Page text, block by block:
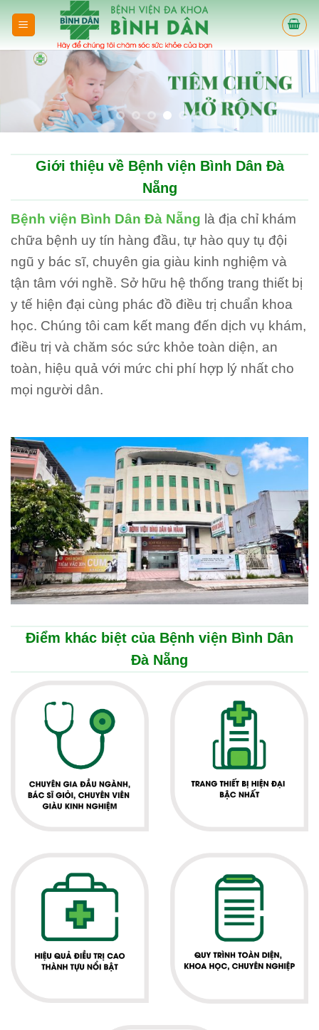
Giới thiệu về Bệnh viện Bình Dân Đà
Nẵng
Bệnh viện Bình Dân Đà Nẵng là địa chỉ khám
chữa bệnh uy tín hàng đầu, tự hào quy tụ đội
ngũ y bác sĩ, chuyên gia giàu kinh nghiệm và
tận tâm với nghề. Sở hữu hệ thống trang thiết bị
y tế hiện đại cùng phác đồ điều trị chuẩn khoa
học. Chúng tôi cam kết mang đến dịch vụ khám,
điều trị và chăm sóc sức khỏe toàn diện, an
toàn, hiệu quả với mức chi phí hợp lý nhất cho
mọi người dân.
Điểm khác biệt của Bệnh viện Bình Dân
Đà Nẵng